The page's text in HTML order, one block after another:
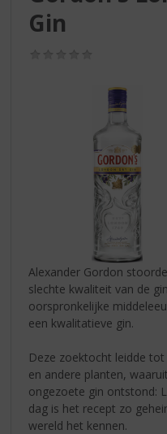
Gin
Alexander Gordon
slechte kwaliteit van de
oorspronkelijke
een kwalitatieve gin.
Deze zoektocht leidde
en andere planten,
ongezoete gin ontstond:
dag is het recept zo
wereld het kennen.